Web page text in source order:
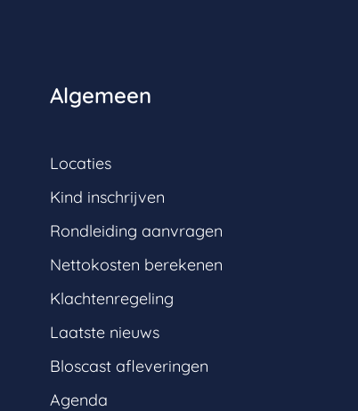
Algemeen
Locaties
Kind inschrijven
Rondleiding aanvragen
Nettokosten berekenen
Klachtenregeling
Laatste nieuws
Bloscast afleveringen
Agenda